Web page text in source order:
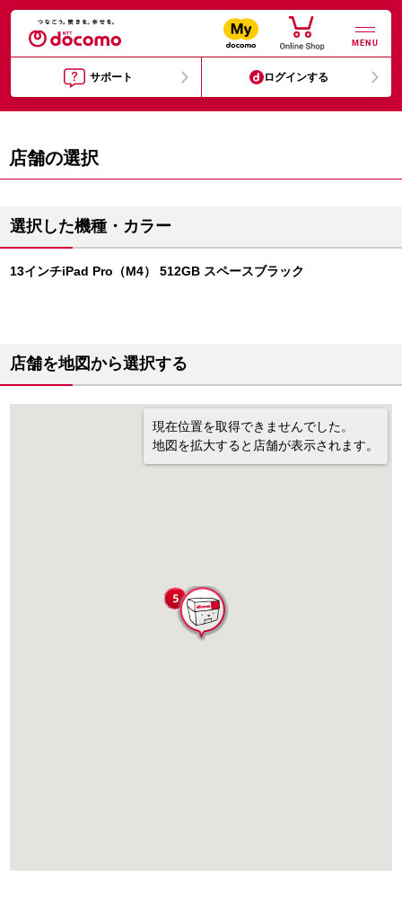
MENU
サポート ログインする
店舗の選択
選択した機種・カラー
13インチiPad Pro（M4） 512GB スペースブラック
店舗を地図から選択する
現在位置を取得できませんでした。
地図を拡大すると店舗が表示されます。